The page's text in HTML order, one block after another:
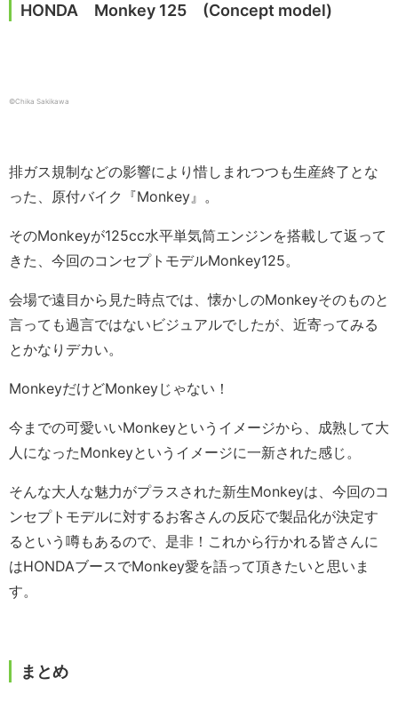
HONDA Monkey 125 (Concept model)
©Chika Sakikawa
排ガス規制などの影響により惜しまれつつも生産終了とな
った、原付バイク『Monkey』。
そのMonkeyが125cc水平単気筒エンジンを搭載して返って
きた、今回のコンセプトモデルMonkey125。
会場で遠目から見た時点では、懐かしのMonkeyそのものと
言っても過言ではないビジュアルでしたが、近寄ってみる
とかなりデカい。
MonkeyだけどMonkeyじゃない！
今までの可愛いいMonkeyというイメージから、成熟して大
人になったMonkeyというイメージに一新された感じ。
そんな大人な魅力がプラスされた新生Monkeyは、今回のコ
ンセプトモデルに対するお客さんの反応で製品化が決定す
るという噂もあるので、是非！これから行かれる皆さんに
はHONDAブースでMonkey愛を語って頂きたいと思いま
す。
まとめ